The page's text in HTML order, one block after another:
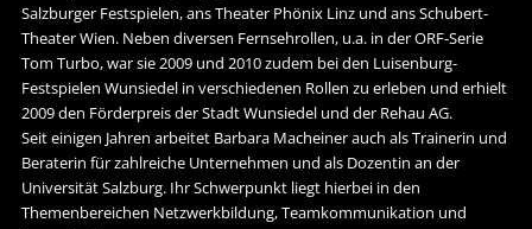
Salzburger Festspielen, ans Theater Phönix Linz und ans Schubert-
Theater Wien. Neben diversen Fernsehrollen, u.a. in der ORF-Serie
Tom Turbo, war sie 2009 und 2010 zudem bei den Luisenburg-
Festspielen Wunsiedel in verschiedenen Rollen zu erleben und erhielt
2009 den Förderpreis der Stadt Wunsiedel und der Rehau AG.
Seit einigen Jahren arbeitet Barbara Macheiner auch als Trainerin und
Beraterin für zahlreiche Unternehmen und als Dozentin an der
Universität Salzburg. Ihr Schwerpunkt liegt hierbei in den
Themenbereichen Netzwerkbildung, Teamkommunikation und